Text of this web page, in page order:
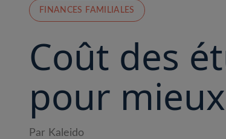
FINANCES FAMILIALES
Coût des
pour
Par Kaleido